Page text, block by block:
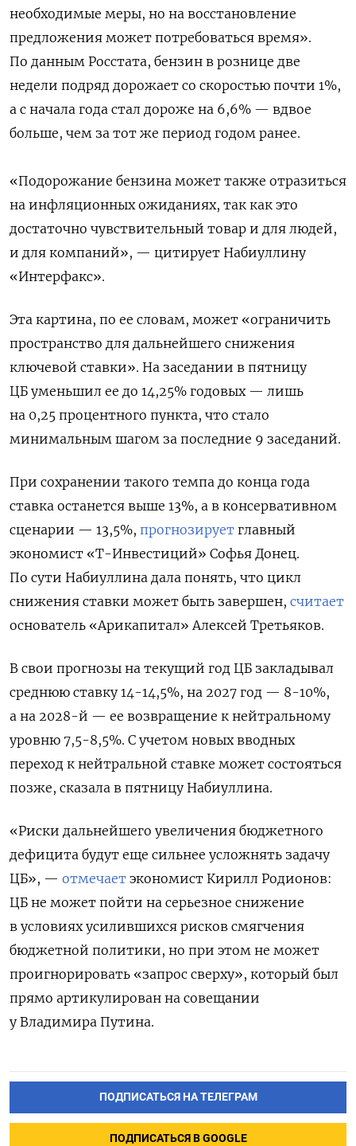
необходимые меры, но на восстановление
предложения может потребоваться время».
По данным Росстата, бензин в рознице две
недели подряд дорожает со скоростью почти 1%,
а с начала года стал дороже на 6,6% — вдвое
больше, чем за тот же период годом ранее.
«Подорожание бензина может также отразиться
на инфляционных ожиданиях, так как это
достаточно чувствительный товар и для людей,
и для компаний», — цитирует Набиуллину
«Интерфакс».
Эта картина, по ее словам, может «ограничить
пространство для дальнейшего снижения
ключевой ставки». На заседании в пятницу
ЦБ уменьшил ее до 14,25% годовых — лишь
на 0,25 процентного пункта, что стало
минимальным шагом за последние 9 заседаний.
При сохранении такого темпа до конца года
ставка останется выше 13%, а в консервативном
сценарии — 13,5%, прогнозирует главный
экономист «Т-Инвестиций» Софья Донец.
По сути Набиуллина дала понять, что цикл
снижения ставки может быть завершен, считает
основатель «Арикапитал» Алексей Третьяков.
В свои прогнозы на текущий год ЦБ закладывал
среднюю ставку 14-14,5%, на 2027 год — 8-10%,
а на 2028-й — ее возвращение к нейтральному
уровню 7,5-8,5%. С учетом новых вводных
переход к нейтральной ставке может состояться
позже, сказала в пятницу Набиуллина.
«Риски дальнейшего увеличения бюджетного
дефицита будут еще сильнее усложнять задачу
ЦБ», — отмечает экономист Кирилл Родионов:
ЦБ не может пойти на серьезное снижение
в условиях усилившихся рисков смягчения
бюджетной политики, но при этом не может
проигнорировать «запрос сверху», который был
прямо артикулирован на совещании
у Владимира Путина.
ПОДПИСАТЬСЯ НА ТЕЛЕГРАМ
ПОДПИСАТЬСЯ В GOOGLE